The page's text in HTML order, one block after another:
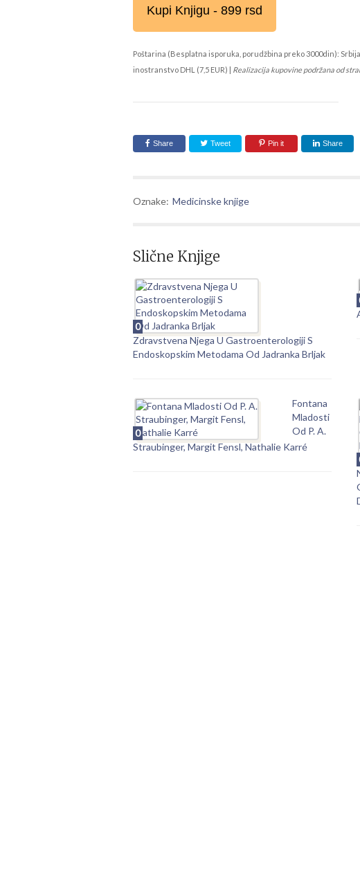
Kupi Knjigu - 899 rsd
Poštarina (Besplatna isporuka, porudžbina preko 3000din):
inostranstvo DHL (7,5 EUR) | Realizacija kupovine podržana od
Share Tweet Pin it Share
Oznake: Medicinske knjige
Slične Knjige
0
Zdravstvena Njega U Gastroenterologiji S
Endoskopskim Metodama Od Jadranka Brljak
0
Fontana
Mladosti
Od P. A.
Straubinger, Margit Fensl, Nathalie Karré